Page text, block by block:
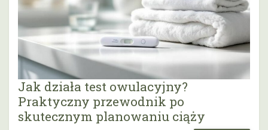
Jak działa test owulacyjny?
Praktyczny przewodnik po
skutecznym planowaniu ciąży